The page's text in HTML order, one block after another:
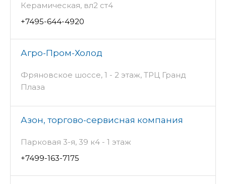
Керамическая, вл2 ст4
+7495-644-4920
Агро-Пром-Холод
Фряновское шоссе, 1 - 2 этаж, ТРЦ Гранд
Плаза
Азон, торгово-сервисная компания
Парковая 3-я, 39 к4 - 1 этаж
+7499-163-7175